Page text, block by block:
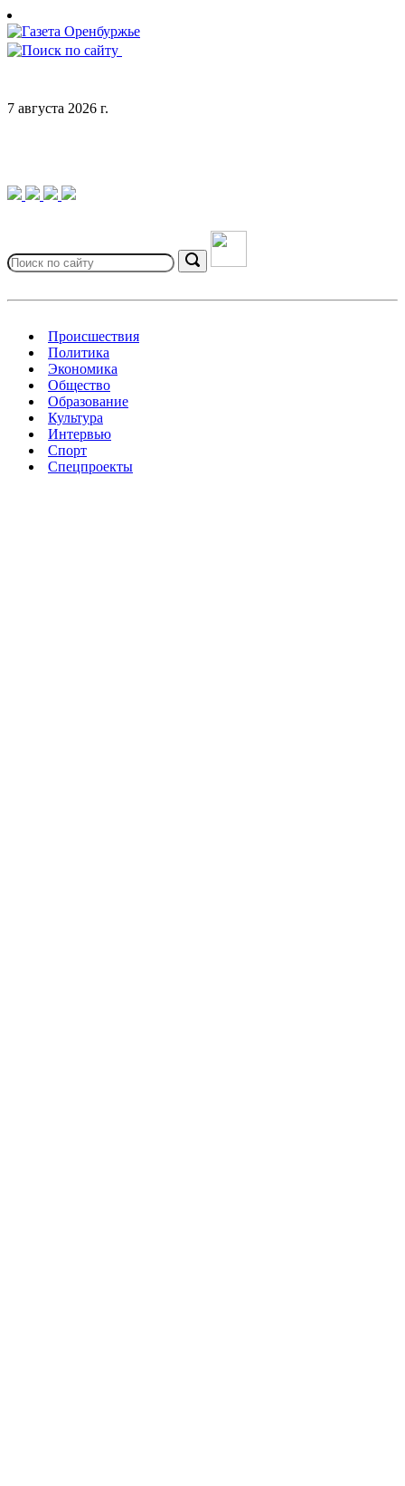
Skip
to
content
7 августа 2026 г.
for:
Search
Происшествия
Политика
Экономика
Общество
Образование
Культура
Интервью
Спорт
Спецпроекты